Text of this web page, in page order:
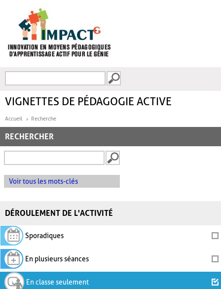
FORMULAIRE DE
VIGNETTES DE PÉDAGOGIE ACTIVE
Accueil Recherche
RECHERCHER
Voir tous les mots-clés
DÉROULEMENT DE L'ACTIVITÉ
Sporadiques
En plusieurs séances
En classe seulement